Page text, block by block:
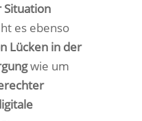
Situation
es ebenso
Lücken in der
wie um